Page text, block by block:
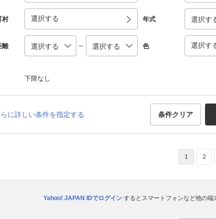
村 選択する 年式
離 ～ 色 選択す
下限なし
らに詳しい条件を指定する 条件クリア
1 2
Yahoo! JAPAN IDでログインするとスマートフォンなど他の端